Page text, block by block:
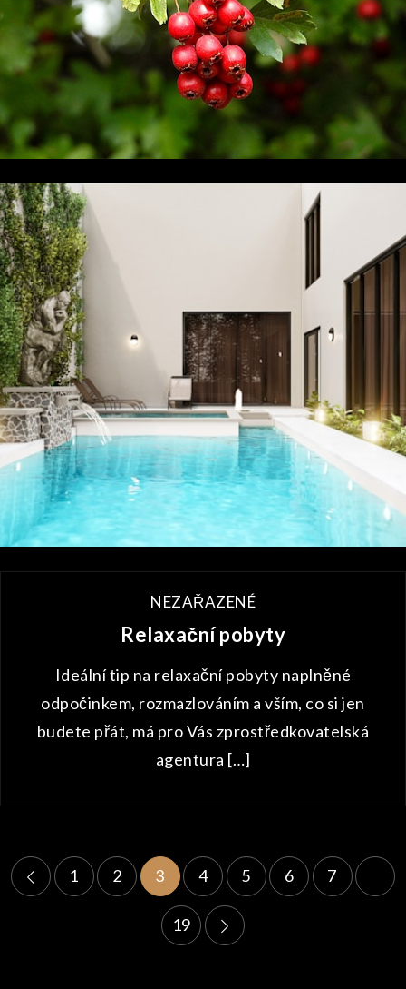
PRODUKTY
Jak se starat o vodu ve vašem bazénu?
NEZAŘAZENÉ
Relaxační pobyty
Ideální tip na relaxační pobyty naplněné
odpočinkem, rozmazlováním a vším, co si jen
budete přát, má pro Vás zprostředkovatelská
agentura […]
Stránkování
příspěvků
1 2 3 4 5 6 7
19